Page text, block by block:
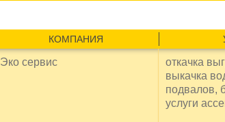
КОМПАНИЯ
Эко сервис
откачка
выкачка
подвалов,
услуги